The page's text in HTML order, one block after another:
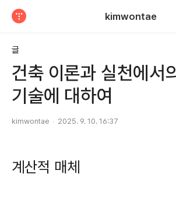
kimwontae
글
건축 이론과 실천에서
기술에 대하여
kimwontae 2025. 9. 10. 16:37
계산적 매체